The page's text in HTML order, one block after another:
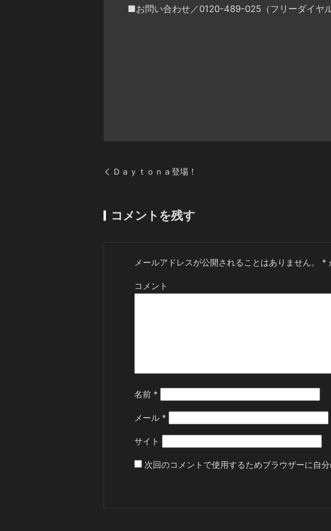
■お問い合わせ／0120-489-025（フリーダイヤ
Ｄａｙｔｏｎａ登場！
コメントを残す
メールアドレスが公開されることはありません。 *
コメント
名前 *
メール *
サイト
次回のコメントで使用するためブラウザーに自